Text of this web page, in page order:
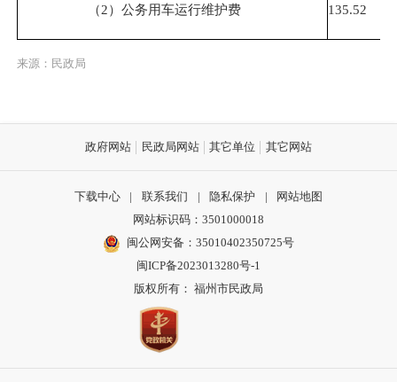
（2）公务用车运行维护费 135.52
来源：民政局
政府网站 民政局网站 其它单位 其它网站
下载中心 | 联系我们 | 隐私保护 |
网站地图
网站标识码：3501000018
闽公网安备：35010402350725号
闽ICP备2023013280号-1
版权所有： 福州市民政局